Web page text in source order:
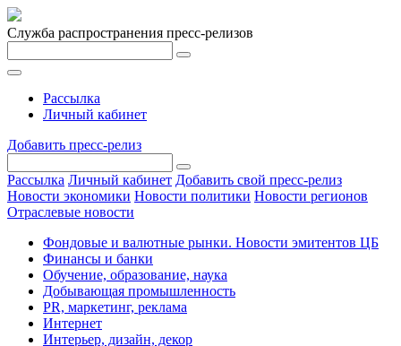
Служба распространения пресс-релизов
Рассылка
Личный кабинет
Добавить пресс-релиз
Рассылка Личный кабинет Добавить свой пресс-релиз
Новости экономики Новости политики Новости регионов
Отраслевые новости
Фондовые и валютные рынки. Новости эмитентов ЦБ
Финансы и банки
Обучение, образование, наука
Добывающая промышленность
PR, маркетинг, реклама
Интернет
Интерьер, дизайн, декор